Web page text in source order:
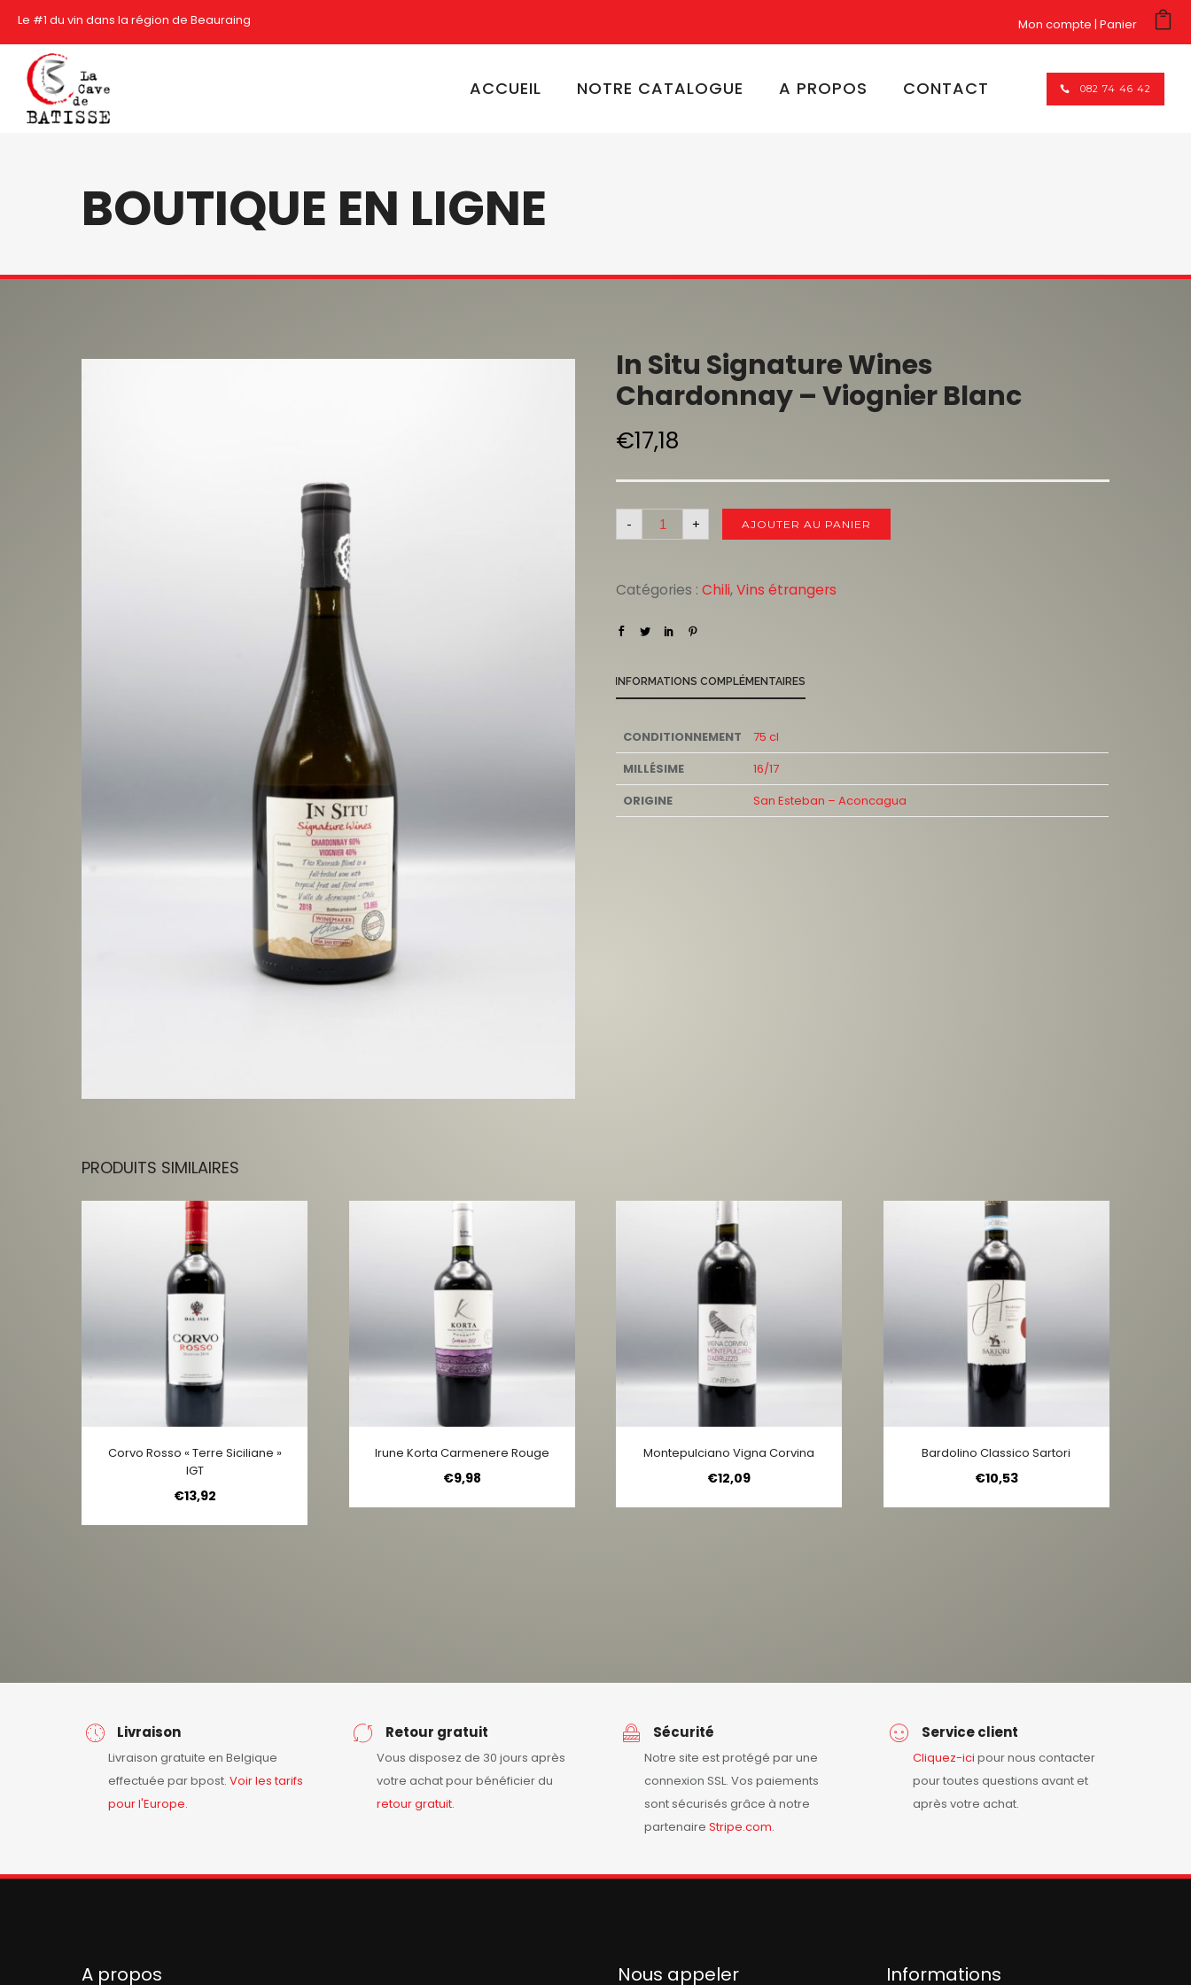
Le #1 du vin dans la région de Beauraing Mon compte Panier
082 74 46 42
ACCUEIL NOTRE CATALOGUE A PROPOS CONTACT
BOUTIQUE EN LIGNE
In Situ Signature Wines
Chardonnay – Viognier Blanc
€17,18
- + AJOUTER AU PANIER
Catégories :Chili,Vins étrangers
INFORMATIONS COMPLÉMENTAIRES
CONDITIONNEMENT
75 cl
MILLÉSIME
16/17
ORIGINE
San Esteban – Aconcagua
PRODUITS SIMILAIRES
Corvo Rosso « Terre Siciliane »
IGT
€13,92
Irune Korta Carmenere Rouge
€9,98
Montepulciano Vigna Corvina
€12,09
Bardolino Classico Sartori
€10,53
Livraison
Livraison gratuite en Belgique
effectuée par bpost. Voir les tarifs
pour l'Europe.
Retour gratuit
Vous disposez de 30 jours après
votre achat pour bénéficier du
retourgratuit.
Sécurité
Notre site est protégé par une
connexion SSL. Vos paiements
sont sécurisés grâce à notre
partenaire Stripe.com.
Service client
Cliquez-ici pour nous contacter
pour toutes questions avant et
après votre achat.
A propos Nous appeler Informations